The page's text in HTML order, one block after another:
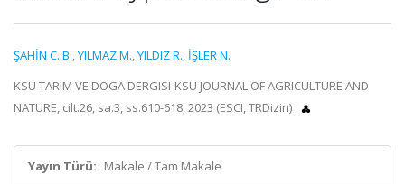
ŞAHİN C. B.,YILMAZ M.,YILDIZ R., İŞLER N.
KSU TARIM VE DOGA DERGISI-KSU JOURNAL OF AGRICULTURE AND
NATURE, cilt.26, sa.3, ss.610-618, 2023 (ESCI, TRDizin)
Yayın Türü: Makale / Tam Makale